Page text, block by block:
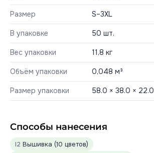
Размер S–3XL
В упаковке 50 шт.
Вес упаковки 11,8 кг
Объём упаковки 0,048 м³
Размер упаковки 58.0 × 38.0 × 22.0
Способы нанесения
I2 Вышивка (10 цветов)